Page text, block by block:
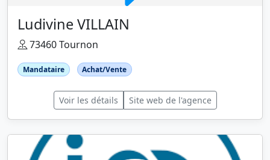
Ludivine VILLAIN
73460 Tournon
Mandataire Achat/Vente
Voir les détails Site web de l'agence